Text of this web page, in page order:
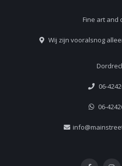
Fine art and
Wij zijn vooralsnog
06-
06-